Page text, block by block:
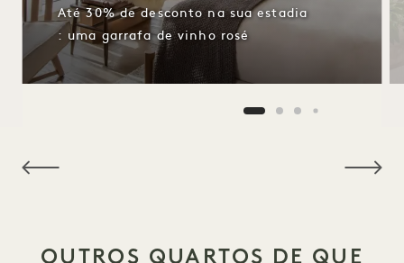
Até 30% de desconto na sua estadia
: uma garrafa de vinho rosé
OUTROS QUARTOS DE QUE